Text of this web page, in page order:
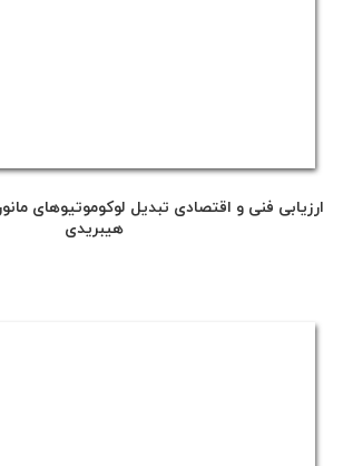
ارزیابی فنی و اقتصادی تبدیل لوکوموتیوهای
هیبریدی